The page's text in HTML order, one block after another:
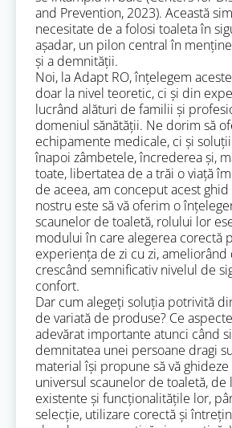
and Prevention, 2023). Această
necesitate de a folosi toaleta în
așadar, un pilon central în
și a demnității.
Noi, la Adapt RO, înțelegem
doar la nivel teoretic, ci și din
lucrând alături de familii și
domeniul sănătății. Ne dorim să
echipamente medicale, ci și
înapoi zâmbetele, încrederea și,
toate, libertatea de a trăi o viață
de aceea, am conceput acest
nostru este să vă oferim o
scaunelor de toaletă, rolului lor
modului în care alegerea corectă
experiența de zi cu zi,
crescând semnificativ nivelul de
confort.
Dar cum alegeți soluția potrivită
de variată de produse? Ce
adevărat importante atunci când
demnitatea unei persoane dragi
material își propune să vă
universul scaunelor de toaletă, de
existente și funcționalitățile lor,
selecție, utilizare corectă și